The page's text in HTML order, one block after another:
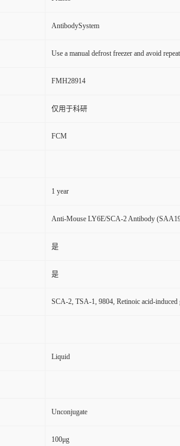
AntibodySystem
Use a manual defrost freezer and avoid
FMH28914
仅用于科研
FCM
1 year
Anti-Mouse LY6E/SCA-2 Antibody
是
是
SCA-2, TSA-1, 9804, Retinoic acid-
Liquid
Unconjugate
100μg